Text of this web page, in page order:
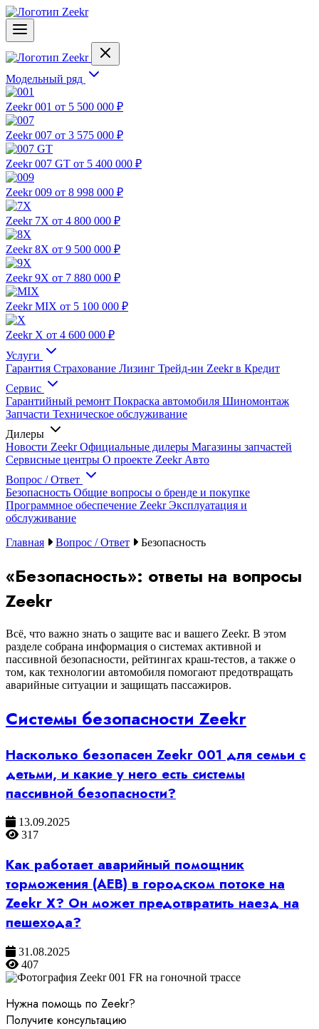
Модельный ряд
Zeekr 001 от 5 500 000 ₽
Zeekr 007 от 3 575 000 ₽
Zeekr 007 GT от 5 400 000 ₽
Zeekr 009 от 8 998 000 ₽
Zeekr 7X от 4 800 000 ₽
Zeekr 8X от 9 500 000 ₽
Zeekr 9X от 7 880 000 ₽
Zeekr MIX от 5 100 000 ₽
Zeekr X от 4 600 000 ₽
Услуги
Гарантия Страхование Лизинг Трейд-ин Zeekr в Кредит
Сервис
Гарантийный ремонт Покраска автомобиля Шиномонтаж
Запчасти Техническое обслуживание
Дилеры
Новости ZeekrОфициальные дилеры Магазины запчастей
Сервисные центры О проекте Zeekr Авто
Вопрос / Ответ
Безопасность Общие вопросы о бренде и покупке
Программное обеспечение ZeekrЭксплуатация и
обслуживание
Главная
Вопрос / Ответ Безопасность
«Безопасность»: ответы на вопросы
Zeekr
Всё, что важно знать о защите вас и вашего Zeekr. В этом
разделе собрана информация о системах активной и
пассивной безопасности, рейтингах краш-тестов, а также о
том, как технологии автомобиля помогают предотвращать
аварийные ситуации и защищать пассажиров.
Системы безопасности Zeekr
Насколько безопасен Zeekr 001 для семьи с
детьми, и какие у него есть системы
пассивной безопасности?
13.09.2025
317
Как работает аварийный помощник
торможения (AEB) в городском потоке на
Zeekr X? Он может предотвратить наезд на
пешехода?
31.08.2025
407
Нужна помощь по Zeekr?
Получите консультацию